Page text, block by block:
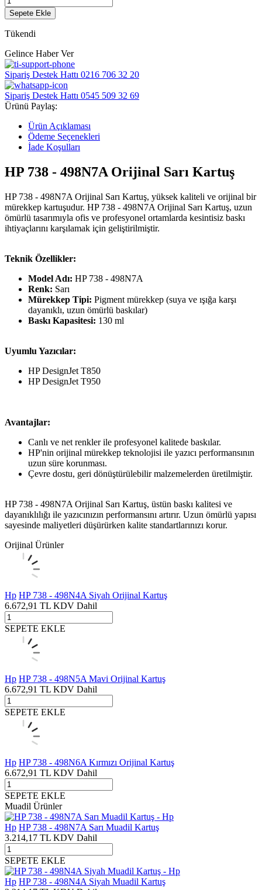
Sepete Ekle
Tükendi
Gelince Haber Ver
Sipariş Destek Hattı 0216 706 32 20
Sipariş Destek Hattı 0545 509 32 69
Ürünü Paylaş:
Ürün Açıklaması
Ödeme Seçenekleri
İade Koşulları
HP 738 - 498N7A Orijinal Sarı Kartuş
HP 738 - 498N7A Orijinal Sarı Kartuş, yüksek kaliteli ve orijinal bir
mürekkep kartuşudur. HP 738 - 498N7A Orijinal Sarı Kartuş, uzun
ömürlü tasarımıyla ofis ve profesyonel ortamlarda kesintisiz baskı
ihtiyaçlarını karşılamak için geliştirilmiştir.
Teknik Özellikler:
Model Adı: HP 738 - 498N7A
Renk: Sarı
Mürekkep Tipi: Pigment mürekkep (suya ve ışığa karşı
dayanıklı, uzun ömürlü baskılar)
Baskı Kapasitesi: 130 ml
Uyumlu Yazıcılar:
HP DesignJet T850
HP DesignJet T950
Avantajlar:
Canlı ve net renkler ile profesyonel kalitede baskılar.
HP'nin orijinal mürekkep teknolojisi ile yazıcı performansının
uzun süre korunması.
Çevre dostu, geri dönüştürülebilir malzemelerden üretilmiştir.
HP 738 - 498N7A Orijinal Sarı Kartuş, üstün baskı kalitesi ve
dayanıklılığı ile yazıcınızın performansını artırır. Uzun ömürlü yapısı
sayesinde maliyetleri düşürürken kalite standartlarınızı korur.
Orijinal Ürünler
Hp HP 738 - 498N4A Siyah Orijinal Kartuş
6.672,91 TL KDV Dahil
SEPETE EKLE
Hp HP 738 - 498N5A Mavi Orijinal Kartuş
6.672,91 TL KDV Dahil
SEPETE EKLE
Hp HP 738 - 498N6A Kırmızı Orijinal Kartuş
6.672,91 TL KDV Dahil
SEPETE EKLE
Muadil Ürünler
Hp HP 738 - 498N7A Sarı Muadil Kartuş
3.214,17 TL KDV Dahil
SEPETE EKLE
Hp HP 738 - 498N4A Siyah Muadil Kartuş